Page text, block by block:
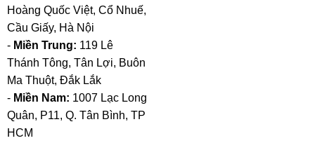
Hoàng Quốc Việt, Cổ Nhuế,
Cầu Giấy, Hà Nội
- Miền Trung: 119 Lê
Thánh Tông, Tân Lợi, Buôn
Ma Thuột, Đắk Lắk
- Miền Nam: 1007 Lạc Long
Quân, P11, Q. Tân Bình, TP
HCM